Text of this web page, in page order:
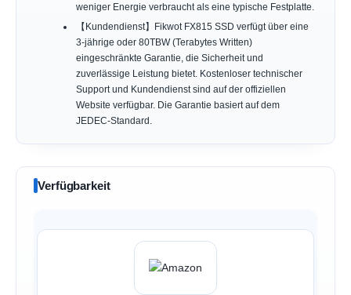
weniger Energie verbraucht als eine typische Festplatte.
【Kundendienst】Fikwot FX815 SSD verfügt über eine
3-jährige oder 80TBW (Terabytes Written)
eingeschränkte Garantie, die Sicherheit und
zuverlässige Leistung bietet. Kostenloser technischer
Support und Kundendienst sind auf der offiziellen
Website verfügbar. Die Garantie basiert auf dem
JEDEC-Standard.
Verfügbarkeit